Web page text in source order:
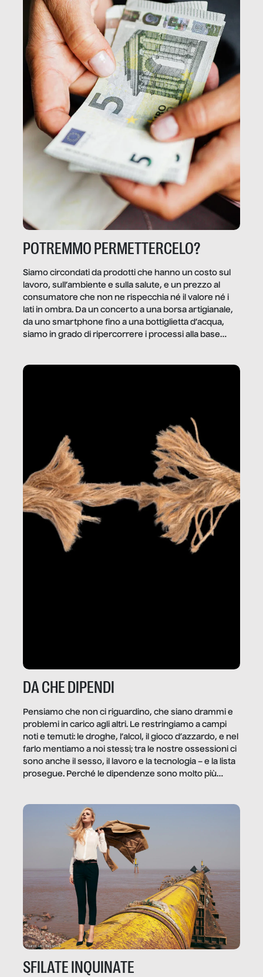
POTREMMO PERMETTERCELO?
Siamo circondati da prodotti che hanno un costo sul
lavoro, sull’ambiente e sulla salute, e un prezzo al
consumatore che non ne rispecchia né il valore né i
lati in ombra. Da un concerto a una borsa artigianale,
da uno smartphone fino a una bottiglietta d’acqua,
siamo in grado di ripercorrere i processi alla base
dietro gli oggetti e i servizi che fanno la nostra vita
DA CHE DIPENDI
Pensiamo che non ci riguardino, che siano drammi e
problemi in carico agli altri. Le restringiamo a campi
noti e temuti: le droghe, l’alcol, il gioco d’azzardo, e nel
farlo mentiamo a noi stessi; tra le nostre ossessioni ci
sono anche il sesso, il lavoro e la tecnologia – e la lista
prosegue. Perché le dipendenze sono molto più
trae un guadagno. In questo reportage vediamo
quale e come.
SFILATE INQUINATE